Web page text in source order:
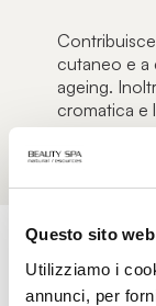
Questo sito
Utilizziamo i
annunci, per
cutaneo e
ageing.
cromatica e
FILTRI